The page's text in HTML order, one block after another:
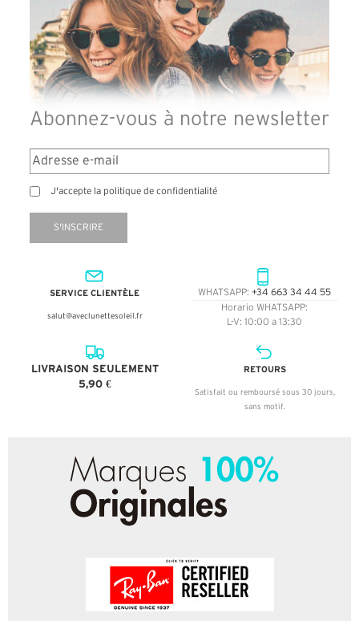
Abonnez-vous à notre newsletter
J'accepte la politique de confidentialité
S'INSCRIRE
SERVICE CLIENTÈLE
salut@aveclunettesoleil.fr
WHATSAPP: +34 663 34 44 55
Horario WHATSAPP:
L-V: 10:00 a 13:30
LIVRAISON SEULEMENT
5,90 €
RETOURS
Satisfait ou remboursé sous 30 jours,
sans motif.